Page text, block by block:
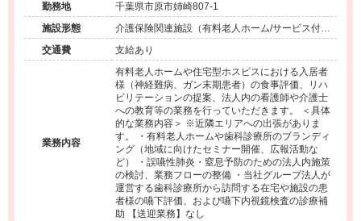
勤務地
千葉県市原市姉崎807-1
施設形態
介護保険関連施設（有料老人ホーム/サービス付き
高齢者向け住宅）、その他（企業/その他）
交通費 支給あり
業務内容
有料老人ホームや住宅型ホスピスにおける入居者
様（神経難病、ガン末期患者）の食事評価、リハ
ビリテーションの提案、法人内の看護師や介護士
への教育等の業務を行っていただきます。 ＜具体
的な業務内容＞ ※近隣エリアへの出張がありま
す。 ・有料老人ホームや歯科診療所のブランディ
ング（地域に向けたセミナー開催、広報活動な
ど） ・誤嚥性肺炎・窒息予防のための法人内施策
の検討、業務フローの整備 ・当社グループ法人が
運営する歯科診療所から訪問する在宅や施設の患
者様の嚥下評価、および嚥下内視鏡検査の診療補
助 【送迎業務】なし